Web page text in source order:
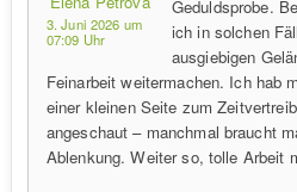
3. Juni 2026 um
07:09 Uhr
Geduldsprobe.
ich in solchen
ausgiebigen
Feinarbeit weitermachen. Ich hab
einer kleinen Seite zum
angeschaut – manchmal braucht
Ablenkung. Weiter so, tolle Arbeit